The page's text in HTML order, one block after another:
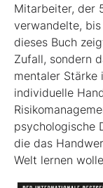
Mitarbeiter, der
verwandelte,
dieses Buch
Zufall, sondern
mentaler
individuelle
psychologische
die das
Welt lernen